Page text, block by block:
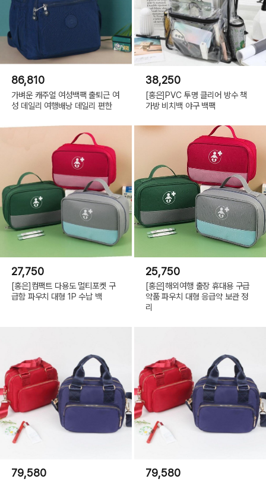
86,810
가벼운 캐주얼 여성백팩 출퇴근 여
성 데일리 여행배낭 데일리 편한
38,250
[홍은]PVC 투명 클리어 방수 책
가방 비치백 야구 백팩
27,750
[홍은]컴팩트 다용도 멀티포켓 구
급함 파우치 대형 1P 수납 백
25,750
[홍은]해외여행 출장 휴대용 구급
약품 파우치 대형 응급약 보관 정
리
79,580 79,580